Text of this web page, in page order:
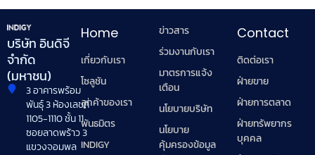
บริษัท อินดิจี
จำกัด
(มหาชน)
3 อาคารพร้อม
พันธุ์ 3 ห้องเลขที่
1105-1110 ชั้น 11
ซอยลาดพร้าว 3
แขวงจอมพล
Home
เกี่ยวกับเรา
โซลูชัน
ลูกค้าของเรา
พันธมิตร
INDIGY
ข่าวสาร
ร่วมงานกับเรา
มาตรการแจ้ง
เตือน
นโยบายบริษัท
นโยบาย
คุ้มครองข้อมูล
Contact
ติดต่อเรา
ฝ่ายขาย
ฝ่ายการตลาด
ฝ่ายทรัพยากร
บุคคล